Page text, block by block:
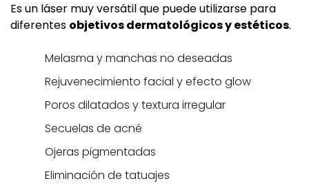
Es un láser muy versátil que puede utilizarse para
diferentes objetivos dermatológicos y estéticos.
Melasma y manchas no deseadas
Rejuvenecimiento facial y efecto glow
Poros dilatados y textura irregular
Secuelas de acné
Ojeras pigmentadas
Eliminación de tatuajes